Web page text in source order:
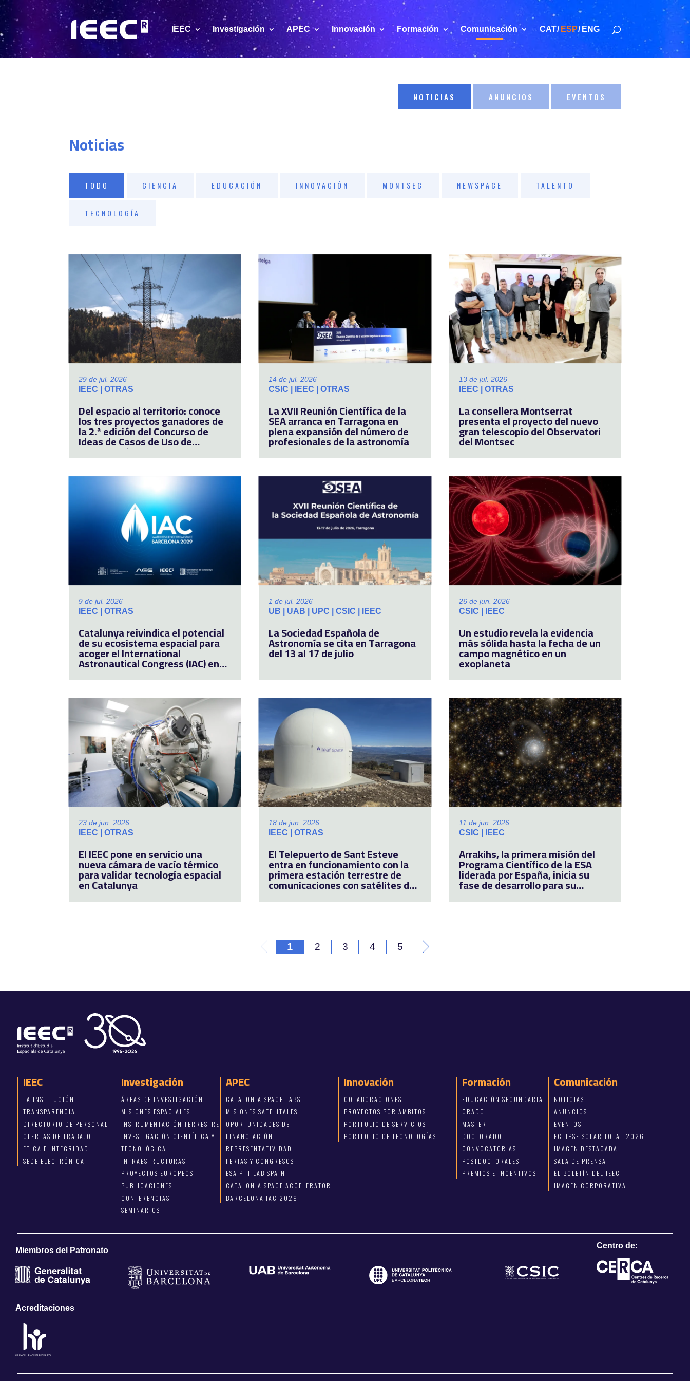
IEEC Investigación APEC Innovación Formación Comunicación CAT ESP ENG
NOTICIAS ANUNCIOS EVENTOS
Noticias
TODO CIENCIA EDUCACIÓN INNOVACIÓN MONTSEC NEWSPACE TALENTO
TECNOLOGÍA
29 de jul. 2026
IEEC | OTRAS
Del espacio al territorio: conoce
los tres proyectos ganadores de
la 2.ª edición del Concurso de
Ideas de Casos de Uso de
Observación de la Tierra para el
Sector Privado
14 de jul. 2026
CSIC | IEEC | OTRAS
La XVII Reunión Científica de la
SEA arranca en Tarragona en
plena expansión del número de
profesionales de la astronomía
13 de jul. 2026
IEEC | OTRAS
La consellera Montserrat
presenta el proyecto del nuevo
gran telescopio del Observatori
del Montsec
9 de jul. 2026
IEEC | OTRAS
Catalunya reivindica el potencial
de su ecosistema espacial para
acoger el International
Astronautical Congress (IAC) en
2029
1 de jul. 2026
UB | UAB | UPC | CSIC | IEEC
La Sociedad Española de
Astronomía se cita en Tarragona
del 13 al 17 de julio
26 de jun. 2026
CSIC | IEEC
Un estudio revela la evidencia
más sólida hasta la fecha de un
campo magnético en un
exoplaneta
23 de jun. 2026
IEEC | OTRAS
El IEEC pone en servicio una
nueva cámara de vacío térmico
para validar tecnología espacial
en Catalunya
18 de jun. 2026
IEEC | OTRAS
El Telepuerto de Sant Esteve
entra en funcionamiento con la
primera estación terrestre de
comunicaciones con satélites de
Catalunya que acoge actividad
industrial
11 de jun. 2026
CSIC | IEEC
Arrakihs, la primera misión del
Programa Científico de la ESA
liderada por España, inicia su
fase de desarrollo para su
lanzamiento en 2030
1 2 3 4 5
IEEC
LA INSTITUCIÓN
TRANSPARENCIA
DIRECTORIO DE PERSONAL
OFERTAS DE TRABAJO
ÉTICA E INTEGRIDAD
SEDE ELECTRÓNICA
Investigación
ÁREAS DE INVESTIGACIÓN
MISIONES ESPACIALES
INSTRUMENTACIÓN TERRESTRE
INVESTIGACIÓN CIENTÍFICA Y
TECNOLÓGICA
INFRAESTRUCTURAS
PROYECTOS EUROPEOS
PUBLICACIONES
CONFERENCIAS
SEMINARIOS
APEC
CATALONIA SPACE LABS
MISIONES SATELITALES
OPORTUNIDADES DE
FINANCIACIÓN
REPRESENTATIVIDAD
FERIAS Y CONGRESOS
ESA PHI-LAB SPAIN
CATALONIA SPACE ACCELERATOR
BARCELONA IAC 2029
Innovación
COLABORACIONES
PROYECTOS POR ÁMBITOS
PORTFOLIO DE SERVICIOS
PORTFOLIO DE TECNOLOGÍAS
Formación
EDUCACIÓN SECUNDARIA
GRADO
MASTER
DOCTORADO
CONVOCATORIAS
POSTDOCTORALES
PREMIOS E INCENTIVOS
Comunicación
NOTICIAS
ANUNCIOS
EVENTOS
ECLIPSE SOLAR TOTAL 2026
IMAGEN DESTACADA
SALA DE PRENSA
EL BOLETÍN DEL IEEC
IMAGEN CORPORATIVA
Miembros del Patronato
Centro de:
Acreditaciones